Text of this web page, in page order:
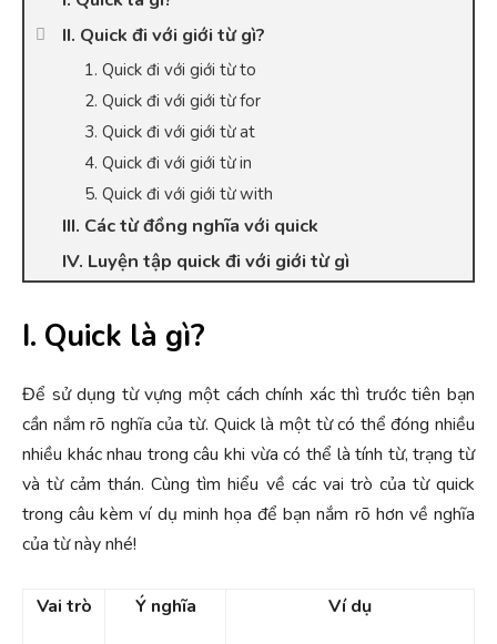
II. Quick đi với giới từ gì?
1. Quick đi với giới từ to
2. Quick đi với giới từ for
3. Quick đi với giới từ at
4. Quick đi với giới từ in
5. Quick đi với giới từ with
III. Các từ đồng nghĩa với quick
IV. Luyện tập quick đi với giới từ gì
I. Quick là gì?
Để sử dụng từ vựng một cách chính xác thì trước tiên bạn
cần nắm rõ nghĩa của từ. Quick là một từ có thể đóng nhiều
nhiều khác nhau trong câu khi vừa có thể là tính từ, trạng từ
và từ cảm thán. Cùng tìm hiểu về các vai trò của từ quick
trong câu kèm ví dụ minh họa để bạn nắm rõ hơn về nghĩa
của từ này nhé!
Vai trò Ý nghĩa Ví dụ